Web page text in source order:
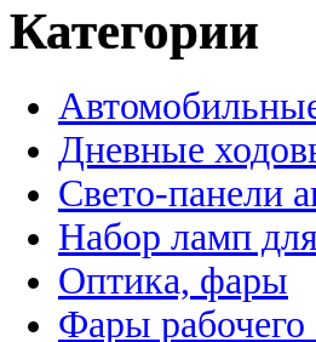
Категории
Дневные
Свето-панели
Набор ламп
Оптика, фары
Фары рабочего